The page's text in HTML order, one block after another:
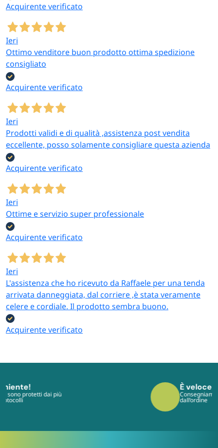
Acquirente verificato
Ieri
Ottimo venditore buon prodotto ottima spedizione
consigliato
Acquirente verificato
Ieri
Prodotti validi e di qualità ,assistenza post vendita
eccellente, posso solamente consigliare questa azienda
Acquirente verificato
Ieri
Ottime e servizio super professionale
Acquirente verificato
Ieri
L'assistenza che ho ricevuto da Raffaele per una tenda
arrivata danneggiata, dal corriere ,è stata veramente
celere e cordiale. Il prodotto sembra buono.
Acquirente verificato
Consegniamo in tempi rapidi e veloci